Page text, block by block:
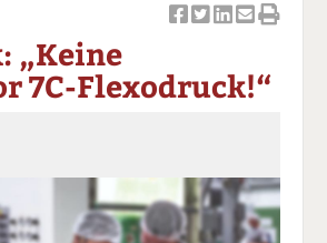
k
ac
e
k
tt
er
n
k
Li
n
k
k
E
m
ai
k
ck
e
n
„Keine
7C-Flexodruck!“